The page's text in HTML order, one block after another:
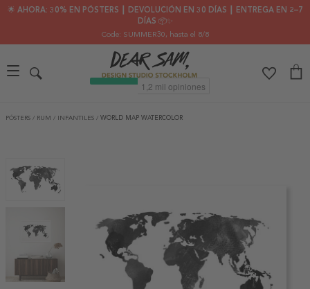
🌟 AHORA: 30% EN PÓSTERS ┃ DEVOLUCIÓN EN 30 DÍAS ┃ ENTREGA EN 2–7
DÍAS 📦✨
Code: SUMMER30, hasta el 8/8
PÓSTERS / RUM / INFANTILES / WORLD MAP WATERCOLOR